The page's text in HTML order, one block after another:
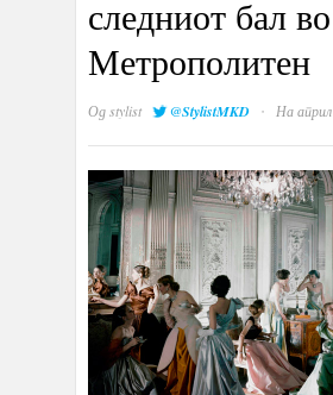
следниот бал во
Метрополитен
Одstylist @StylistMKD · На